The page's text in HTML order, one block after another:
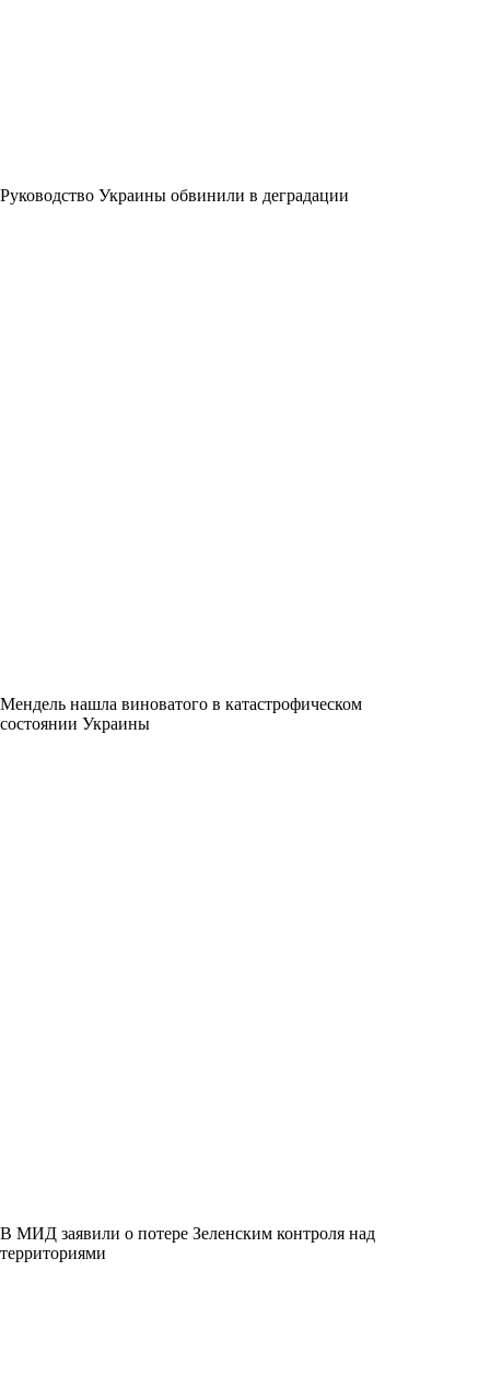
Руководство Украины обвинили в деградации
Мендель нашла виноватого в катастрофическом
состоянии Украины
В МИД заявили о потере Зеленским контроля над
территориями